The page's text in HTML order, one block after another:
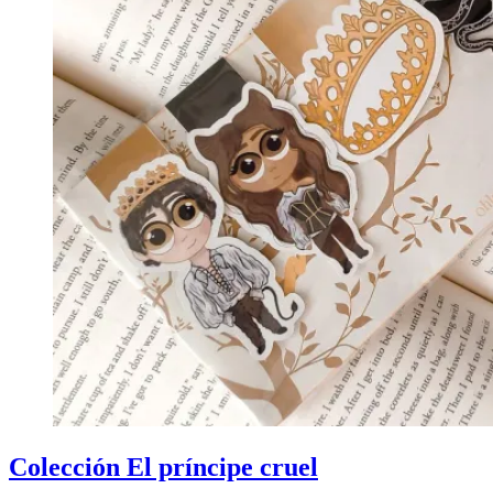
Colección El príncipe cruel